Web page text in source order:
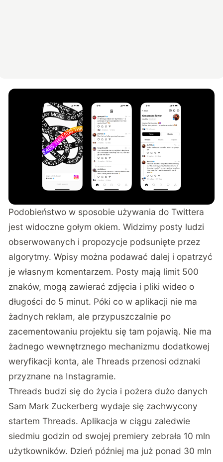
Podobieństwo w sposobie używania do Twittera
jest widoczne gołym okiem. Widzimy posty ludzi
obserwowanych i propozycje podsunięte przez
algorytmy. Wpisy można podawać dalej i opatrzyć
je własnym komentarzem. Posty mają limit 500
znaków, mogą zawierać zdjęcia i pliki wideo o
długości do 5 minut. Póki co w aplikacji nie ma
żadnych reklam, ale przypuszczalnie po
zacementowaniu projektu się tam pojawią. Nie ma
żadnego wewnętrznego mechanizmu dodatkowej
weryfikacji konta, ale Threads przenosi odznaki
przyznane na Instagramie.
Threads budzi się do życia i pożera dużo danych
Sam Mark Zuckerberg wydaje się zachwycony
startem Threads. Aplikacja w ciągu zaledwie
siedmiu godzin od swojej premiery zebrała 10 mln
użytkowników. Dzień później ma już ponad 30 mln